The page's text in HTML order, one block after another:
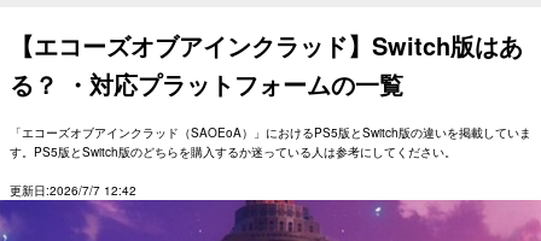
【エコーズオブアインクラッド】Switch版はあ
る？ ・対応プラットフォームの一覧
「エコーズオブアインクラッド（SAOEoA）」におけるPS5版とSwitch版の違いを掲載していま
す。PS5版とSwitch版のどちらを購入するか迷っている人は参考にしてください。
更新日:2026/7/7 12:42